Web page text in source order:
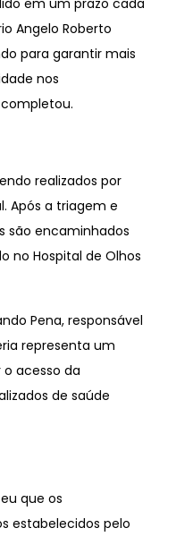
Angelo Roberto
para garantir mais
nos
realizados por
Após a triagem e
são encaminhados
no Hospital de Olhos
Pena, responsável
representa um
acesso da
de saúde
que os
estabelecidos pelo